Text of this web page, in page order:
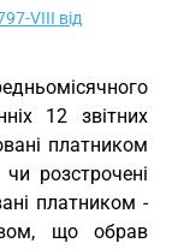
VIII від
12 звітних
платником
розстрочені
платником -
що обрав